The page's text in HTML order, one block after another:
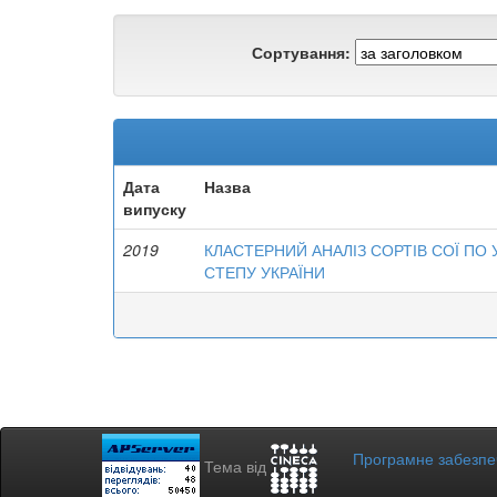
Сортування:
Дата
випуску
Назва
2019
КЛАСТЕРНИЙ АНАЛІЗ СОРТІВ СОЇ
СТЕПУ УКРАЇНИ
Тема від Програмне